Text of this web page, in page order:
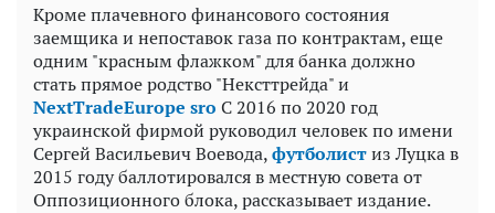
Кроме плачевного финансового состояния
заемщика и непоставок газа по контрактам, еще
одним "красным флажком" для банка должно
стать прямое родство "Нексттрейда" и
NextTradeEurope sro С 2016 по 2020 год
украинской фирмой руководил человек по имени
Сергей Васильевич Воевода,футболистиз Луцка в
2015 году баллотировался в местную совета от
Оппозиционного блока, рассказывает издание.